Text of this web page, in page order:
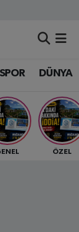
SPOR DÜNYA
ÖZEL